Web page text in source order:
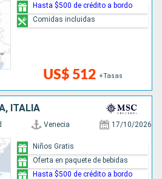
US$ 512 +Tasas
Hasta $500 de crédito a bordo
Comidas incluidas
ITALIA
Venecia 17/10/2026
Niños Gratis
Oferta en paquete de bebidas
Hasta $500 de crédito a bordo